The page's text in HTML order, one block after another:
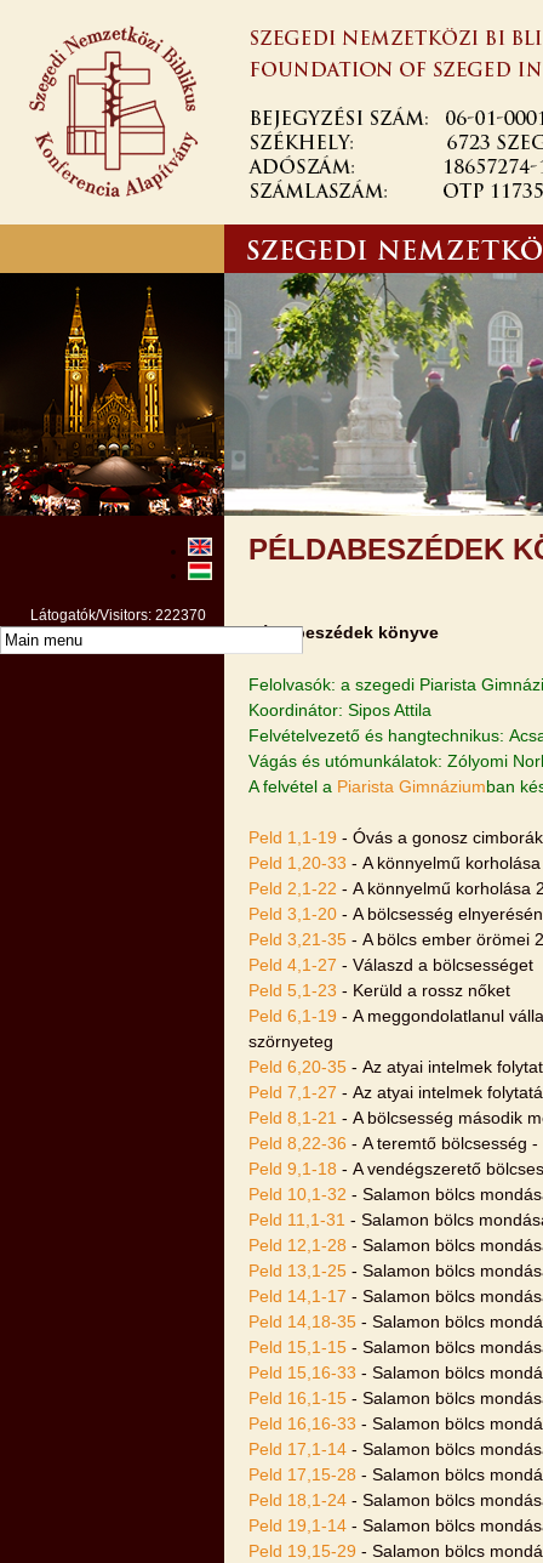
PÉLDABESZÉDEK
Példabeszédek könyve
Felolvasók: a szegedi Piarista
Koordinátor: Sipos Attila
Felvételvezető és hangtechnikus:
Vágás és utómunkálatok: Zólyomi
A felvétel a Piarista Gimnáziumban
Peld 1,1-19 - Óvás a gonosz
Peld 1,20-33 - A könnyelmű
Peld 2,1-22 - A könnyelmű korholása
Peld 3,1-20 - A bölcsesség
Peld 3,21-35 - A bölcs ember örömei 2
Peld 4,1-27 - Válaszd a bölcsességet
Peld 5,1-23 - Kerüld a rossz nőket
Peld 6,1-19 - A meggondolatlanul
szörnyeteg
Peld 6,20-35 - Az atyai intelmek
Peld 7,1-27 - Az atyai intelmek
Peld 8,1-21 - A bölcsesség második
Peld 8,22-36 - A teremtő bölcsesség
Peld 9,1-18 - A vendégszerető
Peld 10,1-32 - Salamon bölcs
Peld 11,1-31 - Salamon bölcs
Peld 12,1-28 - Salamon bölcs
Peld 13,1-25 - Salamon bölcs
Peld 14,1-17 - Salamon bölcs
Peld 14,18-35 - Salamon bölcs
Peld 15,1-15 - Salamon bölcs
Peld 15,16-33 - Salamon bölcs
Peld 16,1-15 - Salamon bölcs
Peld 16,16-33 - Salamon bölcs
Peld 17,1-14 - Salamon bölcs
Peld 17,15-28 - Salamon bölcs
Peld 18,1-24 - Salamon bölcs
Peld 19,1-14 - Salamon bölcs
Peld 19,15-29 - Salamon bölcs
Látogatók/Visitors: 222370